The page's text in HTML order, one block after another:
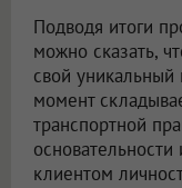
Подводя итоги
можно сказать,
свой
момент
транспортной
клиентом